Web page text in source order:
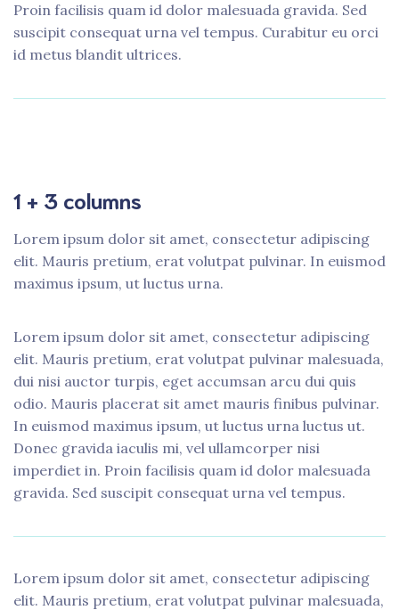
Proin facilisis quam id dolor malesuada gravida. Sed
suscipit consequat urna vel tempus. Curabitur eu orci
id metus blandit ultrices.
1 + 3 columns
Lorem ipsum dolor sit amet, consectetur adipiscing
elit. Mauris pretium, erat volutpat pulvinar. In euismod
maximus ipsum, ut luctus urna.
Lorem ipsum dolor sit amet, consectetur adipiscing
elit. Mauris pretium, erat volutpat pulvinar malesuada,
dui nisi auctor turpis, eget accumsan arcu dui quis
odio. Mauris placerat sit amet mauris finibus pulvinar.
In euismod maximus ipsum, ut luctus urna luctus ut.
Donec gravida iaculis mi, vel ullamcorper nisi
imperdiet in. Proin facilisis quam id dolor malesuada
gravida. Sed suscipit consequat urna vel tempus.
Lorem ipsum dolor sit amet, consectetur adipiscing
elit. Mauris pretium, erat volutpat pulvinar malesuada,